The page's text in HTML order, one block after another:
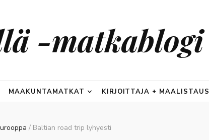
-matkablogi
MAAKUNTAMATKAT KIRJOITTAJA + MAALISTAUS
/ Baltian road trip lyhyesti